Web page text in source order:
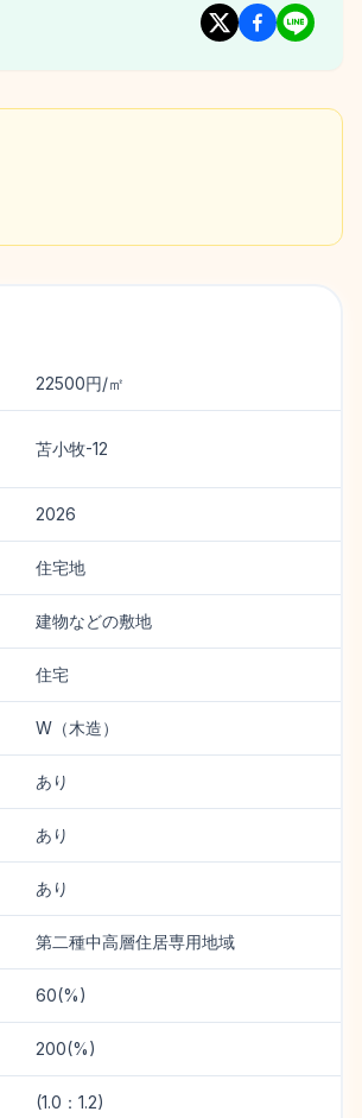
22500円/㎡
苫小牧-12
2026
住宅地
建物などの敷地
住宅
W（木造）
あり
あり
あり
第二種中高層住居専用地域
60(%)
200(%)
(1.0：1.2)